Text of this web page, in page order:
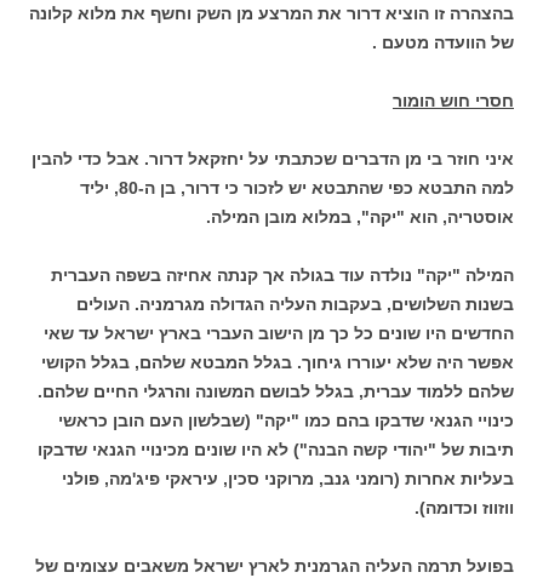
בהצהרה זו הוציא דרור את המרצע מן השק וחשף את מלוא קלונה
של הוועדה מטעם .
חסרי חוש הומור
איני חוזר בי מן הדברים שכתבתי על יחזקאל דרור. אבל כדי להבין
למה התבטא כפי שהתבטא יש לזכור כי דרור, בן ה-80, יליד
אוסטריה, הוא "יקה", במלוא מובן המילה.
המילה "יקה" נולדה עוד בגולה אך קנתה אחיזה בשפה העברית
בשנות השלושים, בעקבות העליה הגדולה מגרמניה. העולים
החדשים היו שונים כל כך מן הישוב העברי בארץ ישראל עד שאי
אפשר היה שלא יעוררו גיחוך. בגלל המבטא שלהם, בגלל הקושי
שלהם ללמוד עברית, בגלל לבושם המשונה והרגלי החיים שלהם.
כינויי הגנאי שדבקו בהם כמו "יקה" (שבלשון העם הובן כראשי
תיבות של "יהודי קשה הבנה") לא היו שונים מכינויי הגנאי שדבקו
בעליות אחרות (רומני גנב, מרוקני סכין, עיראקי פיג'מה, פולני
ווזווז וכדומה).
בפועל תרמה העליה הגרמנית לארץ ישראל משאבים עצומים של